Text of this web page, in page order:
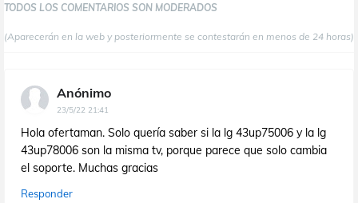
TODOS LOS COMENTARIOS SON MODERADOS
(Aparecerán en la web y posteriormente se contestarán en menos de 24 horas)
Anónimo
23/5/22 21:41
Hola ofertaman. Solo quería saber si la lg 43up75006 y la lg
43up78006 son la misma tv, porque parece que solo cambia
el soporte. Muchas gracias
Responder